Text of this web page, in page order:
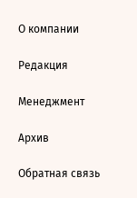
О компании
Редакция
Менеджмент
Архив
Обратная связь